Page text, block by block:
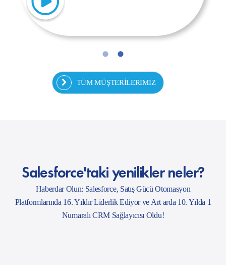
Haberdar Olun: Salesforce, Satış Gücü Otomasyon
Platformlarında 16. Yıldır Liderlik Ediyor ve Art arda 10. Yılda 1
Numaralı CRM Sağlayıcısı Oldu!